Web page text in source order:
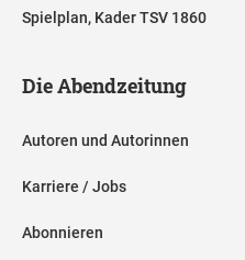
Spielplan, Kader TSV 1860
Die Abendzeitung
Autoren und Autorinnen
Karriere / Jobs
Abonnieren